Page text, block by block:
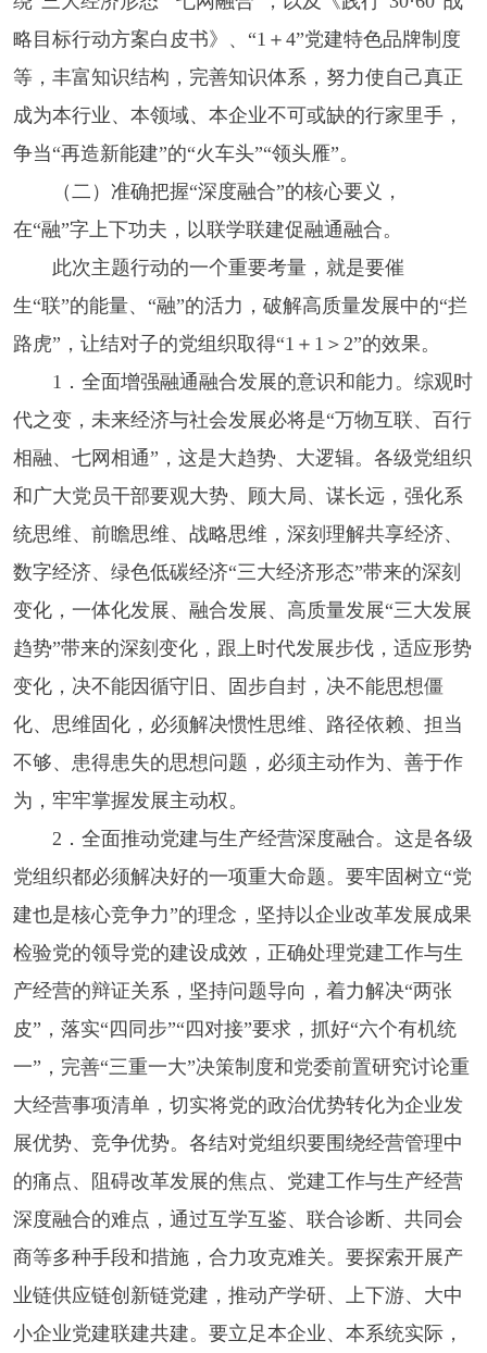
略目标行动方案白皮书》、“1＋4”党建特色品牌制度
等，丰富知识结构，完善知识体系，努力使自己真正
成为本行业、本领域、本企业不可或缺的行家里手，
争当“再造新能建”的“火车头”“领头雁”。
（二）准确把握“深度融合”的核心要义，
在“融”字上下功夫，以联学联建促融通融合。
此次主题行动的一个重要考量，就是要催
生“联”的能量、“融”的活力，破解高质量发展中的“拦
路虎”，让结对子的党组织取得“1＋1＞2”的效果。
1．全面增强融通融合发展的意识和能力。综观时
代之变，未来经济与社会发展必将是“万物互联、百行
相融、七网相通”，这是大趋势、大逻辑。各级党组织
和广大党员干部要观大势、顾大局、谋长远，强化系
统思维、前瞻思维、战略思维，深刻理解共享经济、
数字经济、绿色低碳经济“三大经济形态”带来的深刻
变化，一体化发展、融合发展、高质量发展“三大发展
趋势”带来的深刻变化，跟上时代发展步伐，适应形势
变化，决不能因循守旧、固步自封，决不能思想僵
化、思维固化，必须解决惯性思维、路径依赖、担当
不够、患得患失的思想问题，必须主动作为、善于作
为，牢牢掌握发展主动权。
2．全面推动党建与生产经营深度融合。这是各级
党组织都必须解决好的一项重大命题。要牢固树立“党
建也是核心竞争力”的理念，坚持以企业改革发展成果
检验党的领导党的建设成效，正确处理党建工作与生
产经营的辩证关系，坚持问题导向，着力解决“两张
皮”，落实“四同步”“四对接”要求，抓好“六个有机统
一”，完善“三重一大”决策制度和党委前置研究讨论重
大经营事项清单，切实将党的政治优势转化为企业发
展优势、竞争优势。各结对党组织要围绕经营管理中
的痛点、阻碍改革发展的焦点、党建工作与生产经营
深度融合的难点，通过互学互鉴、联合诊断、共同会
商等多种手段和措施，合力攻克难关。要探索开展产
业链供应链创新链党建，推动产学研、上下游、大中
小企业党建联建共建。要立足本企业、本系统实际，